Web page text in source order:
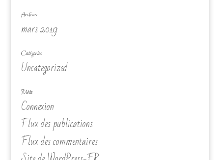
Archives
mars 2019
Catégories
Uncategorized
Méta
Connexion
Flux des publications
Flux des commentaires